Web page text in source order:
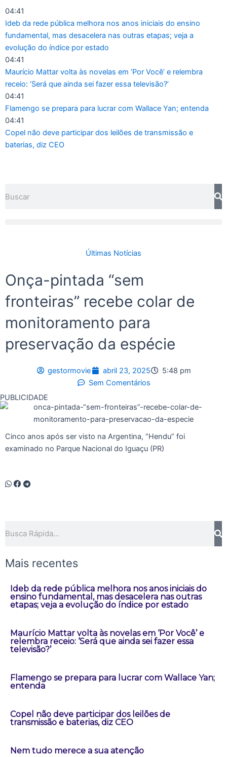
04:41
Ideb da rede pública melhora nos anos iniciais do ensino
fundamental, mas desacelera nas outras etapas; veja a
evolução do índice por estado
04:41
Maurício Mattar volta às novelas em ‘Por Você’ e relembra
receio: ‘Será que ainda sei fazer essa televisão?’
04:41
Flamengo se prepara para lucrar com Wallace Yan; entenda
04:41
Copel não deve participar dos leilões de transmissão e
baterias, diz CEO
Últimas Notícias
Onça-pintada “sem
fronteiras” recebe colar de
monitoramento para
preservação da espécie
gestormovie abril 23, 2025
5:48 pm
Sem Comentários
PUBLICIDADE
Cinco anos após ser visto na Argentina, “Hendu” foi
examinado no Parque Nacional do Iguaçu (PR)
Mais recentes
Ideb da rede pública melhora nos anos iniciais do
ensino fundamental, mas desacelera nas outras
etapas; veja a evolução do índice por estado
Maurício Mattar volta às novelas em ‘Por Você’ e
relembra receio: ‘Será que ainda sei fazer essa
televisão?’
Flamengo se prepara para lucrar com Wallace Yan;
entenda
Copel não deve participar dos leilões de
transmissão e baterias, diz CEO
Nem tudo merece a sua atenção